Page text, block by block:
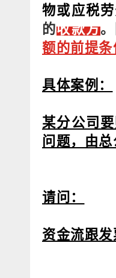
物或应税
的收款方
额的前提条
具体案例：
某分公司
问题，由总
请问：
资金流跟